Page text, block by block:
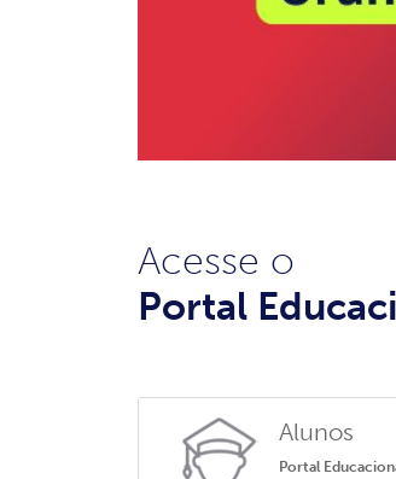
Acesse o
Portal
Alunos
Portal